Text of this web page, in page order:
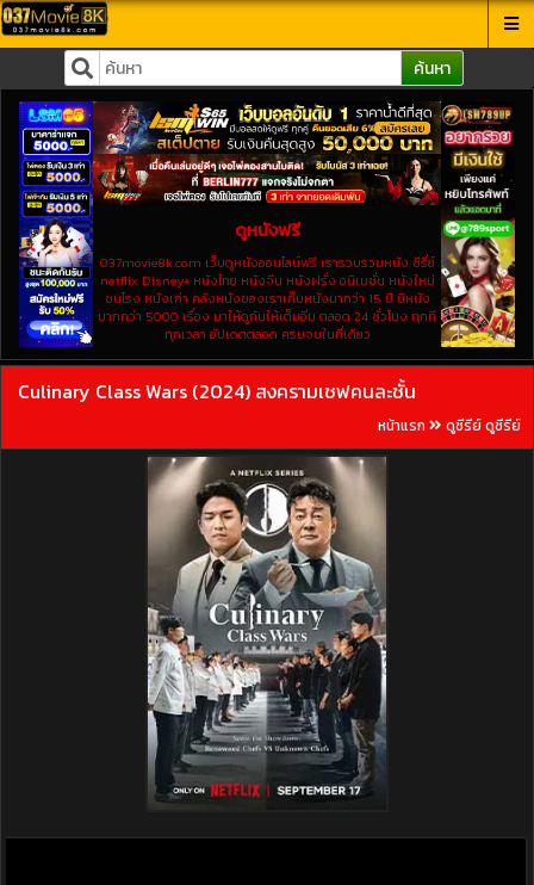
ค้นหา
ดูหนังฟรี
037movie8k.com เว็บดูหนังออนไลน์ฟรี เรารวบรวมหนัง ซีรี่ย์
netflix Disney+ หนังไทย หนังจีน หนังฝรั่ง อนิเมชั่น หนังใหม่
ชนโรง หนังเก่า คลังหนังของเราเก็บหนังมากว่า 15 ปี มีหนัง
มากกว่า 5000 เรื่อง มาให้ดูกันให้เต็มอิ่ม ตลอด 24 ชั่วโมง ทุกที
ทุกเวลา อัปเดตตลอด ครบจบในที่เดียว
Culinary Class Wars (2024) สงครามเชฟคนละชั้น
หน้าแรก ดูซีรีย์ ดูซีรีย์